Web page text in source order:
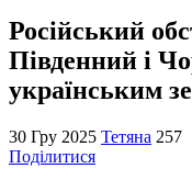
Російський
Південний і
українським
30 Гру 2025 Тетяна 257
Поділитися